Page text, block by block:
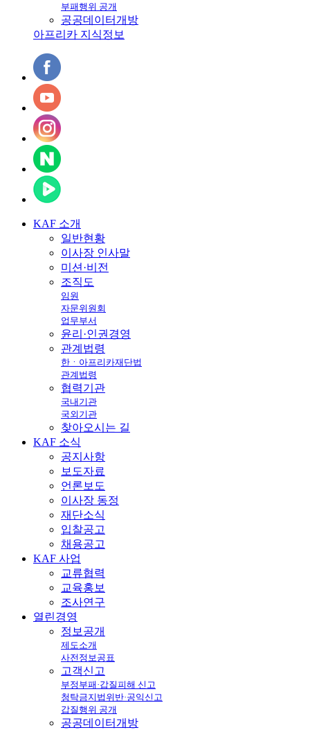
부패행위 공개
공공데이터개방
아프리카 지식정보
KAF 소개
일반현황
이사장 인사말
미션·비전
조직도
임원
자문위원회
업무부서
윤리·인권경영
관계법령
한ㆍ아프리카재단법
관계법령
협력기관
국내기관
국외기관
찾아오시는 길
KAF 소식
공지사항
보도자료
언론보도
이사장 동정
재단소식
입찰공고
채용공고
KAF 사업
교류협력
교육홍보
조사연구
열린경영
정보공개
제도소개
사전정보공표
고객신고
부정부패·갑질피해 신고
청탁금지법위반·공익신고
갑질행위 공개
공공데이터개방